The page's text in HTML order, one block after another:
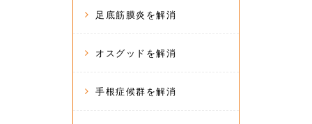
足底筋膜炎を解消
オスグッドを解消
手根症候群を解消